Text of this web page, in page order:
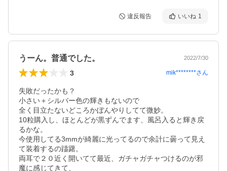
違反報告 いいね 1
うーん。普通でした。 2022/7/30
3 mik********さん
失敗だったかも？
小さい＋シルバー色の輝きもないので
全く目立たないどころかぼんやりしてて微妙。
10粒購入し、ほとんどが黒ずんでます、風呂入ると輝き戻
るかな。
今使用してる3mmが綺麗に光ってるので余計に曇って見え
て装着するの躊躇。
両耳で２０近く開いてて最近、ガチャガチャつけるのが邪
魔に感じてきて、